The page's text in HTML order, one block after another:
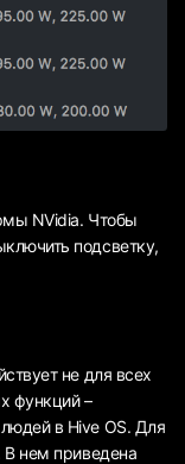
NVidia. Чтобы
подсветку,
не для всех
функций –
в Hive OS. Для
В нем приведена